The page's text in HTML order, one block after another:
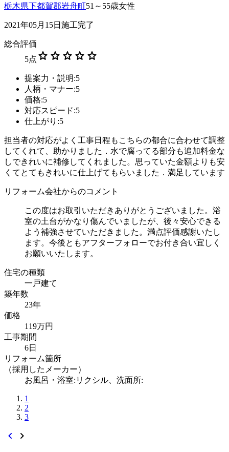
栃木県下都賀郡岩舟町51～55歳女性
2021年05月15日施工完了
総合評価
5点 star star star star star
提案力・説明:5
人柄・マナー:5
価格:5
対応スピード:5
仕上がり:5
担当者の対応がよく工事日程もこちらの都合に合わせて調整
してくれて、助かりました．水で腐ってる部分も追加料金な
しできれいに補修してくれました。思っていた金額よりも安
くてとてもきれいに仕上げてもらいました．満足しています
リフォーム会社からのコメント
この度はお取引いただきありがとうございました。浴
室の土台がかなり傷んでいましたが、後々安心できる
よう補強させていただきました。満点評価感謝いたし
ます。今後ともアフターフォローでお付き合い宜しく
お願いいたします。
住宅の種類
一戸建て
築年数
23年
価格
119万円
工事期間
6日
リフォーム箇所
（採用したメーカー）
お風呂・浴室:リクシル、洗面所:
1
2
3
chevron_left chevron_right